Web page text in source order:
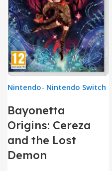
Nintendo- Nintendo Switch
Bayonetta
Origins: Cereza
and the Lost
Demon